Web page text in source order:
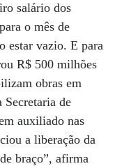
salário dos
o mês de
estar vazio. E para
R$ 500 milhões
obras em
Secretaria de
auxiliado nas
a liberação da
braço”, afirma